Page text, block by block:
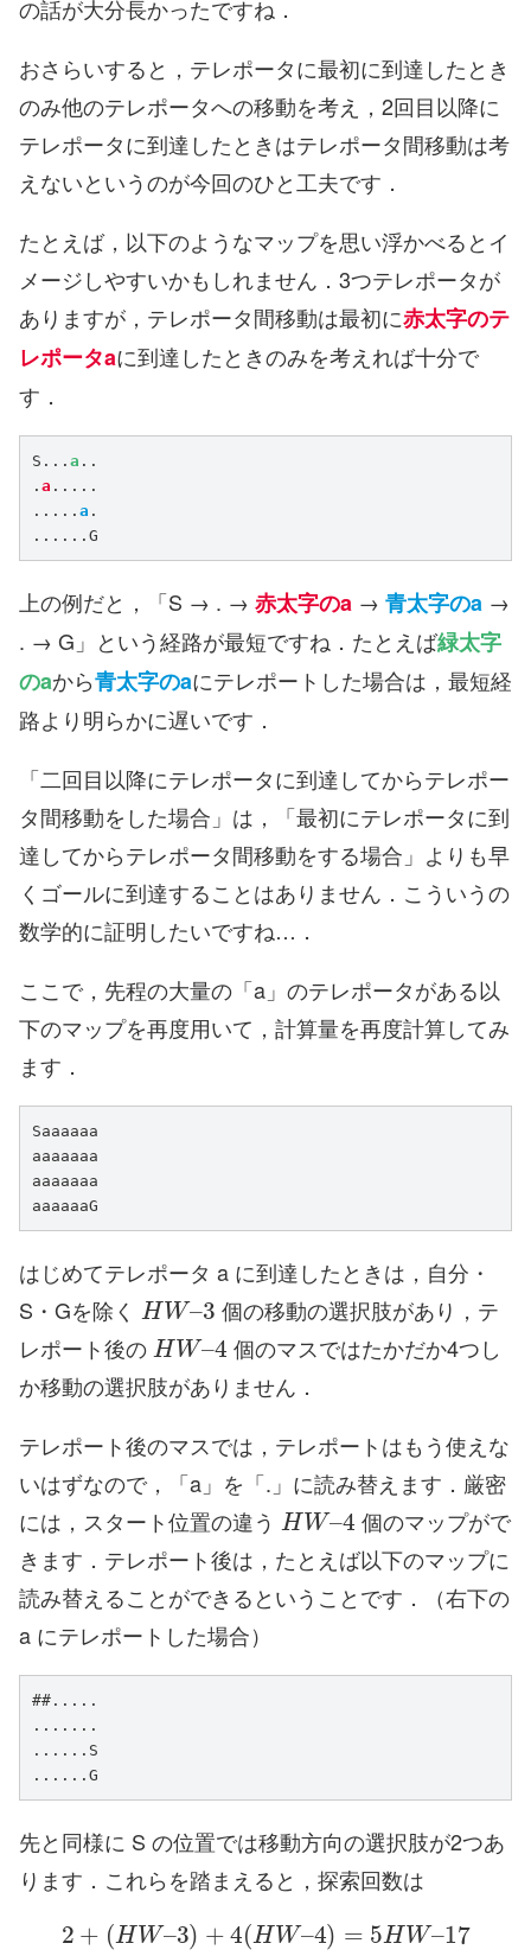
の話が大分長かったですね．
おさらいすると，テレポータに最初に到達したとき
のみ他のテレポータへの移動を考え，2回目以降に
テレポータに到達したときはテレポータ間移動は考
えないというのが今回のひと工夫です．
たとえば，以下のようなマップを思い浮かべるとイ
メージしやすいかもしれません．3つテレポータが
ありますが，テレポータ間移動は最初に赤太字のテ
レポータaに到達したときのみを考えれば十分で
す．
S... a ..
. a .....
..... a .
......G
上の例だと，「S → . → 赤太字のa → 青太字のa →
. → G」という経路が最短ですね．たとえば緑太字
のaから青太字のaにテレポートした場合は，最短経
路より明らかに遅いです．
「二回目以降にテレポータに到達してからテレポー
タ間移動をした場合」は，「最初にテレポータに到
達してからテレポータ間移動をする場合」よりも早
くゴールに到達することはありません．こういうの
数学的に証明したいですね…．
ここで，先程の大量の「a」のテレポータがある以
下のマップを再度用いて，計算量を再度計算してみ
ます．
Saaaaaa
aaaaaaa
aaaaaaa
aaaaaaG
はじめてテレポータ a に到達したときは，自分・
S・Gを除く HW–3 個の移動の選択肢があり，テ
レポート後のHW–4
個のマスではたかだか4つし
か移動の選択肢がありません．
テレポート後のマスでは，テレポートはもう使えな
いはずなので，「a」を「.」に読み替えます．厳密
には，スタート位置の違う HW–4 個のマップがで
きます．テレポート後は，たとえば以下のマップに
読み替えることができるということです．（右下の
a にテレポートした場合）
##.....
.......
......S
......G
先と同様に S の位置では移動方向の選択肢が2つあ
ります．これらを踏まえると，探索回数は
2+(HW –3 + 4(HW–4 )= 5H W–17